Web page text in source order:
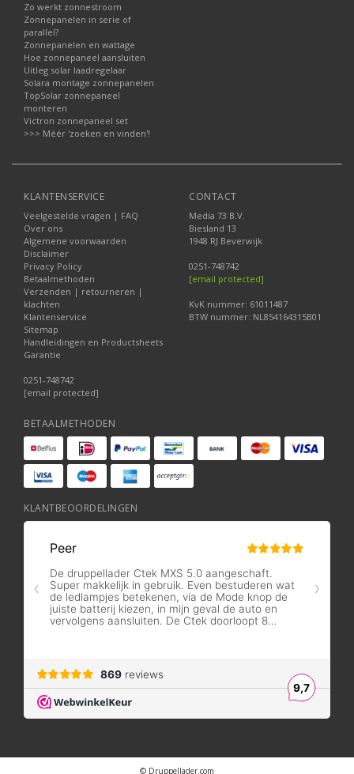
Zo werkt zonnestroom
Zonnepanelen in serie of
parallel?
Zonnepanelen en wattage
Hoe zonnepaneel aansluiten
Uitleg solar laadregelaar
Solara montage zonnepanelen
TopSolar zonnepaneel
monteren
Victron zonnepaneel set
>>> Méér 'zoeken en vinden'!
KLANTENSERVICE
Veelgestelde vragen | FAQ
Over ons
Algemene voorwaarden
Disclaimer
Privacy Policy
Betaalmethoden
Verzenden | retourneren |
klachten
Klantenservice
Sitemap
Handleidingen en Productsheets
Garantie
0251-748742
[email protected]
CONTACT
Media 73 B.V.
Biesland 13
1948 RJ Beverwijk
0251-748742
[email protected]
KvK nummer: 61011487
BTW nummer: NL854164315B01
BETAALMETHODEN
KLANTBEOORDELINGEN
© Druppellader.com